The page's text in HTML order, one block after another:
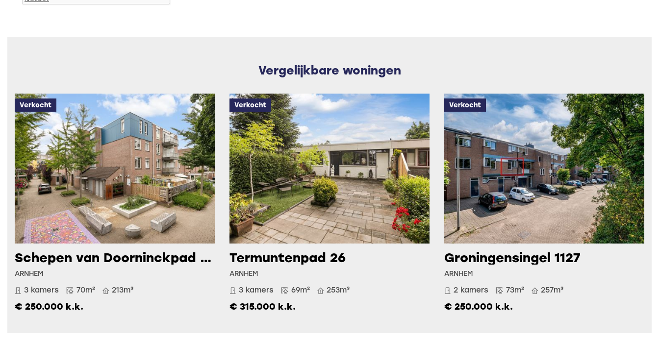
Vergelijkbare woningen
Verkocht
Schepen van Doorninckpad 29
ARNHEM
3 kamers 70m² 213m³
€ 250.000 k.k.
Verkocht
Termuntenpad 26
ARNHEM
3 kamers 69m² 253m³
€ 315.000 k.k.
Verkocht
Groningensingel 1127
ARNHEM
2 kamers 73m² 257m³
€ 250.000 k.k.